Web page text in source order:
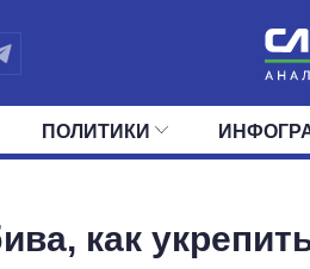
ПОЛИТИКА
ПОЛИТИКИ
ДЕПУТАТЫ
как